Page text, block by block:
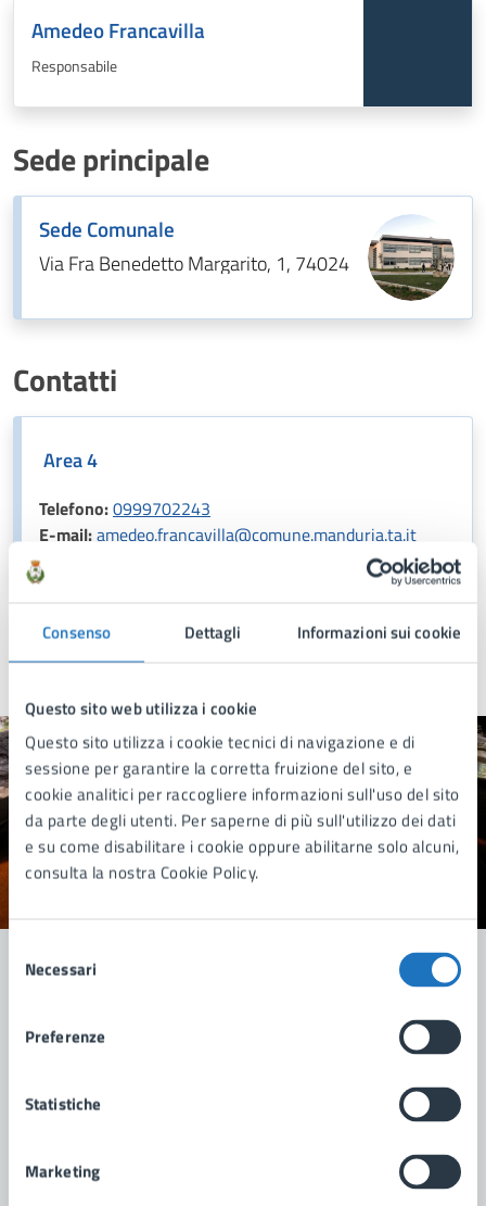
Consenso Dettagli Informazioni sui cookie
Questo sito web utilizza i cookie
Questo sito utilizza i cookie tecnici di navigazione e di
sessione per garantire la corretta fruizione del sito, e
cookie analitici per raccogliere informazioni sull'uso del sito
da parte degli utenti. Per saperne di più sull'utilizzo dei dati
e su come disabilitare i cookie oppure abilitarne solo alcuni,
consulta la nostra Cookie Policy.
delNecessari
Preferenze
Statistiche
Marketing
Amedeo Francavilla
Responsabile
Sede principale
Sede Comunale
Via Fra Benedetto Margarito, 1, 74024
Contatti
Area 4
Telefono:0999702243
E-mail:amedeo.francavilla@comune.manduria.ta.it
Quanto sono chiare le informazioni su questa
pagina?
Richiedi assistenza